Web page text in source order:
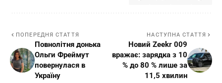
ПОПЕРЕДНЯ СТАТТЯ
Повнолітня донька
Ольги Фреймут
повернулася в
Україну
НАСТУПНА СТАТТЯ
Новий Zeekr 009
вражає: зарядка з 10
% до 80 % лише за
11,5 хвилин